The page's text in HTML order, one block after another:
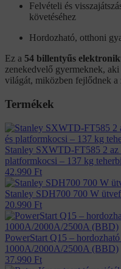
Felvételi és
követéséhez
Hordozható, otthoni
Ez a 54 billentyűs
zenekedvelő gyermeknek,
világát, miközben fejlődnek a
Termékek
Stanley SXWTD-FT585 2 az
platformkocsi – 137 kg
42.990 Ft
Stanley SDH700 700 W
20.990 Ft
PowerStart Q15 –
1000A/2000A/2500A (BBD)
37.990 Ft